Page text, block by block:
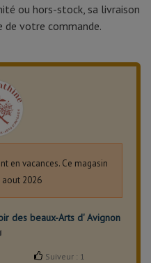
ou hors-stock, sa livraison
votre commande.
en vacances. Ce magasin
aout 2026
des beaux-Arts d' Avignon
Suiveur : 1